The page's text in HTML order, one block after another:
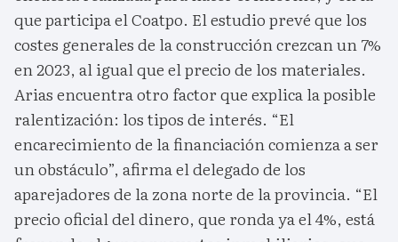
que participa el Coatpo. El estudio prevé que los
costes generales de la construcción crezcan un 7%
en 2023, al igual que el precio de los materiales.
Arias encuentra otro factor que explica la posible
ralentización: los tipos de interés. “El
encarecimiento de la financiación comienza a ser
un obstáculo”, afirma el delegado de los
aparejadores de la zona norte de la provincia. “El
precio oficial del dinero, que ronda ya el 4%, está